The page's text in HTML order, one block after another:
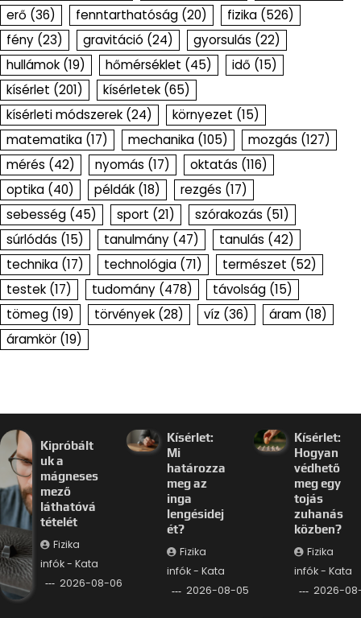
erő (36) fenntarthatóság (20) fizika (526)
fény (23) gravitáció (24) gyorsulás (22)
hullámok (19) hőmérséklet (45) idő (15)
kísérlet (201) kísérletek (65)
kísérleti módszerek (24) környezet (15)
matematika (17) mechanika (105) mozgás (127)
mérés (42) nyomás (17) oktatás (116)
optika (40) példák (18) rezgés (17)
sebesség (45) sport (21) szórakozás (51)
súrlódás (15) tanulmány (47) tanulás (42)
technika (17) technológia (71) természet (52)
testek (17) tudomány (478) távolság (15)
tömeg (19) törvények (28) víz (36) áram (18)
áramkör (19)
Kipróbált
uk a
mágneses
mező
láthatóvá
tételét
Fizika
infók - Kata
2026-08-06
Kísérlet:
Mi
határozza
meg az
inga
lengésidej
ét?
Fizika
infók - Kata
2026-08-05
Kísérlet:
Hogyan
védhető
meg egy
tojás
zuhanás
közben?
Fizika
infók - Kata
2026-